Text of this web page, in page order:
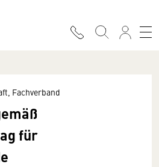
Fachverband
für